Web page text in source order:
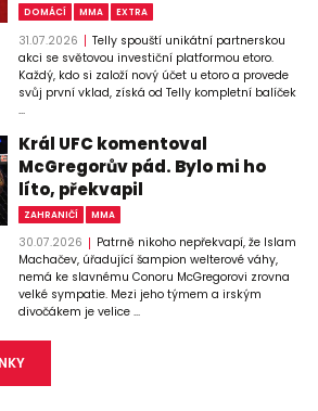
DOMÁCÍ MMA EXTRA
31.07.2026
Telly spouští unikátní partnerskou
akci se světovou investiční platformou etoro.
Každý, kdo si založí nový účet u etoro a provede
svůj první vklad, získá od Telly kompletní balíček
...
Král UFC komentoval
McGregorův pád. Bylo mi ho
líto, překvapil
ZAHRANIČÍ MMA
30.07.2026
Patrně nikoho nepřekvapí, že Islam
Machačev, úřadující šampion welterové váhy,
nemá ke slavnému Conoru McGregorovi zrovna
velké sympatie. Mezi jeho týmem a irským
divočákem je velice ...